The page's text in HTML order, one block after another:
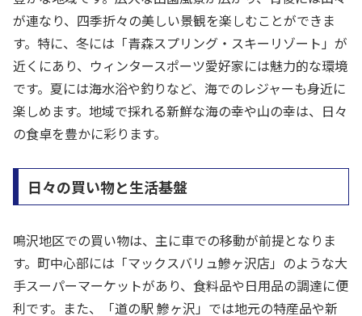
が連なり、四季折々の美しい景観を楽しむことができま
す。特に、冬には「青森スプリング・スキーリゾート」が
近くにあり、ウィンタースポーツ愛好家には魅力的な環境
です。夏には海水浴や釣りなど、海でのレジャーも身近に
楽しめます。地域で採れる新鮮な海の幸や山の幸は、日々
の食卓を豊かに彩ります。
日々の買い物と生活基盤
鳴沢地区での買い物は、主に車での移動が前提となりま
す。町中心部には「マックスバリュ鰺ヶ沢店」のような大
手スーパーマーケットがあり、食料品や日用品の調達に便
利です。また、「道の駅 鰺ヶ沢」では地元の特産品や新